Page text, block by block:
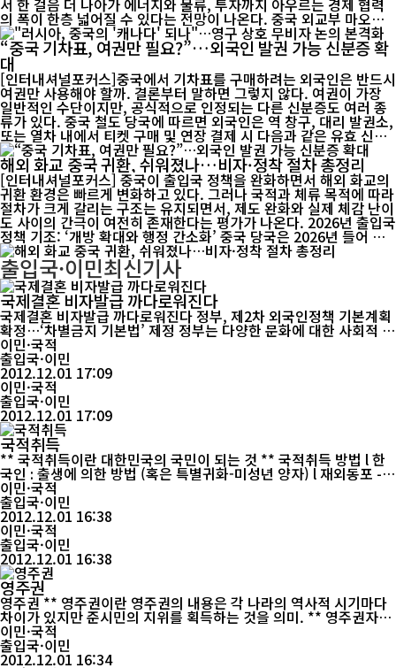
서 한 걸음 더 나아가 에너지와 물류, 투자까지 아우르는 경제 협력
의 폭이 한층 넓어질 수 있다는 전망이 나온다. 중국 외교부 마오닝
대변인은 7월 29일 정례브리핑에서 "영구 상호 무비자와 관련해 러
시아 측과 긴밀히 소통하고 있으며 앞으로도 협의를 이어갈 것"이라
고 밝혔다. 러시아 외교부도 양국 국민의 왕래를 더욱 확대하기 위한
제도 개선을 추진하고 있다고 설명했다. 다만 양국 모두 협상이 진행
중이라는 점을 강조하며, 영구 무비자가 최종 합의된 것은 아니라는
입장을 분명히 했다. 양국은 이미 비자 장벽을 단계적으로 낮춰왔다.
중국은 러시아 일반여권 소지자를 대상으로 시행 중인 무비자 ...
“중국 기차표, 여권만 필요?”…외국인 발권 가능 신분증 확
대
[인터내셔널포커스]중국에서 기차표를 구매하려는 외국인은 반드시
여권만 사용해야 할까. 결론부터 말하면 그렇지 않다. 여권이 가장
일반적인 수단이지만, 공식적으로 인정되는 다른 신분증도 여러 종
류가 있다. 중국 철도 당국에 따르면 외국인은 역 창구, 대리 발권소,
또는 열차 내에서 티켓 구매 및 연장 결제 시 다음과 같은 유효 신분
증을 사용할 수 있다. 우선 기본적으로 여권이 사용된다. 이와 함께
외국인 영구거류증(외국인 영주권), 외국인 출입국 통행증, 선원증
도 인정된다. 또한 공안기관 출입경관리부서가 발급한 비자 연장·갱
신 신청 접수증이나 체류 허가 신청 접수증, 여권 분실 신고 증명서
도 사용 가능하다. 여기에 중국 내 외국 공관이 발급한 임시 국제여
행증명서(유효한 비자 또는 체류 허가 증명 첨부 시) 역시 인정 대상
에 포함된다. 온라인 예약의 경우에는 선택지가 다소 제한된다. 외국
인은 여권...
해외 화교 중국 귀환, 쉬워졌나…비자·정착 절차 총정리
[인터내셔널포커스] 중국이 출입국 정책을 완화하면서 해외 화교의
귀환 환경은 빠르게 변화하고 있다. 그러나 국적과 체류 목적에 따라
절차가 크게 갈리는 구조는 유지되면서, 제도 완화와 실제 체감 난이
도 사이의 간극이 여전히 존재한다는 평가가 나온다. 2026년 출입국
정책 기조: ‘개방 확대와 행정 간소화’ 중국 당국은 2026년 들어 출
입국 정책을 지속적으로 완화하는 방향으로 조정하고 있다. 무비자
적용 국가를 확대하고 체류·정착 관련 행정 절차를 간소화하는 등
해외 화교의 귀환과 방문을 유도하는 조치가 이어지고 있다. 다만 이
러한 변화 속에서도 모든 절차는 합법적 요건 충족을 전제로 한다.
정책 문턱은 낮아졌지만, 규정 자체가 사라진 것은 아니라는 점에서
여전히 ‘조건부 완화’에 가깝다는 평가다. 중국 국적 화교: 여권과 국
적 유지가 핵심 변수 중국 국적을 유지한 화교에게 ...
출입국·이민최신기사
국제결혼 비자발급 까다로워진다
국제결혼 비자발급 까다로워진다 정부, 제2차 외국인정책 기본계획
확정…‘차별금지 기본법’ 제정 정부는 다양한 문화에 대한 사회적 관
용성을 제고하기 위해 ‘차별금지 기본법’을 제정하고 균형잡힌 이민
자 정착지원 제도의 시행을 위해 국제결혼의 비자심사를 강화할 계
획이다.정부는 김황식 국무총리 주재로 28일 제12회 외국인정책위
원회를 개최해 이 같은 내용의 ‘제2차 외국인정책 기본계획’을 확정
했다. 김...
이민·국적
출입국·이민
2012.12.01 17:09
이민·국적
출입국·이민
2012.12.01 17:09
국적취득
** 국적취득이란 대한민국의 국민이 되는 것 ** 국적취득 방법 l 한
국인 : 출생에 의한 방법 (혹은 특별귀화-미성년 양자) l 재외동포 -
국적판정 - 국적의 재취득 - 국적회복 - 간이귀화 (동포 1,2세의 배우
자) - 간이귀화 (3년 이상 거주) - 특별귀화 (특별공로자) - * 수반취
득 l 외국인 - 인지에 의한 국적 취득 - 일반귀화 - 간이귀화 (혼인동
거자) - 간이귀화...
이민·국적
출입국·이민
2012.12.01 16:38
이민·국적
출입국·이민
2012.12.01 16:38
영주권
영주권 ** 영주권이란 영주권의 내용은 각 나라의 역사적 시기마다
차이가 있지만 준시민의 지위를 획득하는 것을 의미. ** 영주권자의
권리와 의무 통상적으로 영주권은 외국인의 사회통합 과정의 최종단
계로서 귀화를 통해 완전한 시민이 되기 직전의 지위를 보장하는 권
리. 영구적 혹은 장기적인 체류의 권리 법에 의하지 않고 국외로 추
이민·국적
출입국·이민
2012.12.01 16:34